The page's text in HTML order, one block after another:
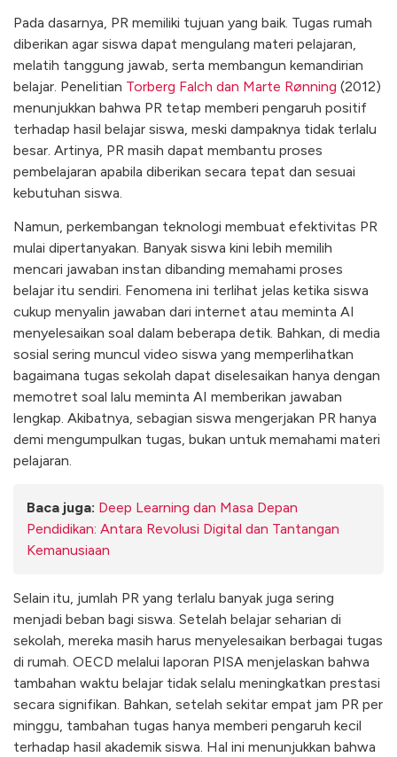
Pada dasarnya, PR memiliki tujuan yang baik. Tugas rumah
diberikan agar siswa dapat mengulang materi pelajaran,
melatih tanggung jawab, serta membangun kemandirian
belajar. Penelitian Torberg Falch dan Marte Rønning (2012)
menunjukkan bahwa PR tetap memberi pengaruh positif
terhadap hasil belajar siswa, meski dampaknya tidak terlalu
besar. Artinya, PR masih dapat membantu proses
pembelajaran apabila diberikan secara tepat dan sesuai
kebutuhan siswa.
Namun, perkembangan teknologi membuat efektivitas PR
mulai dipertanyakan. Banyak siswa kini lebih memilih
mencari jawaban instan dibanding memahami proses
belajar itu sendiri. Fenomena ini terlihat jelas ketika siswa
cukup menyalin jawaban dari internet atau meminta AI
menyelesaikan soal dalam beberapa detik. Bahkan, di media
sosial sering muncul video siswa yang memperlihatkan
bagaimana tugas sekolah dapat diselesaikan hanya dengan
memotret soal lalu meminta AI memberikan jawaban
lengkap. Akibatnya, sebagian siswa mengerjakan PR hanya
demi mengumpulkan tugas, bukan untuk memahami materi
pelajaran.
Baca juga: Deep Learning dan Masa Depan
Pendidikan: Antara Revolusi Digital dan Tantangan
Kemanusiaan
Selain itu, jumlah PR yang terlalu banyak juga sering
menjadi beban bagi siswa. Setelah belajar seharian di
sekolah, mereka masih harus menyelesaikan berbagai tugas
di rumah. OECD melalui laporan PISA menjelaskan bahwa
tambahan waktu belajar tidak selalu meningkatkan prestasi
secara signifikan. Bahkan, setelah sekitar empat jam PR per
minggu, tambahan tugas hanya memberi pengaruh kecil
terhadap hasil akademik siswa. Hal ini menunjukkan bahwa